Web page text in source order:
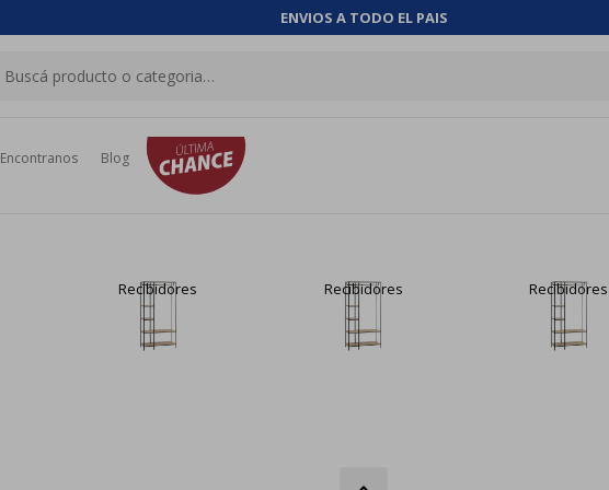
ENVIOS A TODO EL PAIS
Encontranos Blog
Recibidores Recibidores Recibidores